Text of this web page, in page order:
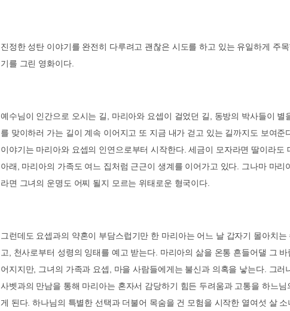
진정한 성탄 이야기를 완전히 다루려고 괜찮은 시도를 하고 있는 유일하게 주
기를 그린 영화이다.
예수님이 인간으로 오시는 길, 마리아와 요셉이 걸었던 길, 동방의 박사들이 별
를 맞이하러 가는 길이 계속 이어지고 또 지금 내가 걷고 있는 길까지도 보여준
이야기는 마리아와 요셉의 인연으로부터 시작한다.세금이 모자라면 딸이라도
아래, 마리아의 가족도 여느 집처럼 근근이 생계를 이어가고 있다. 그나마 마리
라면 그녀의 운명도 어찌 될지 모르는 위태로운 형국이다.
그런데도 요셉과의 약혼이 부담스럽기만 한 마리아는 어느 날 갑자기 몰아치
고, 천사로부터 성령의 잉태를 예고 받는다. 마리아의 삶을 온통 흔들어댈 그
어지지만, 그녀의 가족과 요셉, 마을 사람들에게는 불신과 의혹을 낳는다. 그러
사벳과의 만남을 통해 마리아는 혼자서 감당하기 힘든 두려움과 고통을 하느
게 된다.하나님의 특별한 선택과 더불어 목숨을 건 모험을 시작한 열여섯 살